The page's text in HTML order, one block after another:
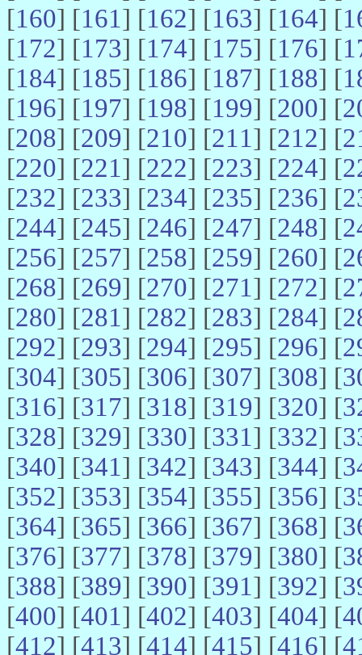
[160] [161] [162] [163] [164] [
[172] [173] [174] [175] [176] [
[184] [185] [186] [187] [188] [
[196] [197] [198] [199] [200] [
[208] [209] [210] [211] [212] [
[220] [221] [222] [223] [224] [
[232] [233] [234] [235] [236] [
[244] [245] [246] [247] [248] [
[256] [257] [258] [259] [260] [
[268] [269] [270] [271] [272] [
[280] [281] [282] [283] [284] [
[292] [293] [294] [295] [296] [
[304] [305] [306] [307] [308] [
[316] [317] [318] [319] [320] [
[328] [329] [330] [331] [332] [
[340] [341] [342] [343] [344] [
[352] [353] [354] [355] [356] [
[364] [365] [366] [367] [368] [
[376] [377] [378] [379] [380] [
[388] [389] [390] [391] [392] [
[400] [401] [402] [403] [404] [
[412] [413] [414] [415] [416] [